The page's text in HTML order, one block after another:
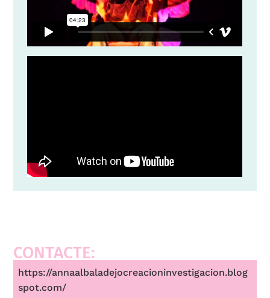
CONTACTE:
https://annaalbaladejocreacioninvestigacion.blog
spot.com/